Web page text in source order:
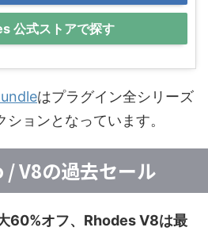
公式ストアで探す
はプラグイン全シリーズ
ョンとなっています。
V8の過去セール
60%オフ、Rhodes V8は最